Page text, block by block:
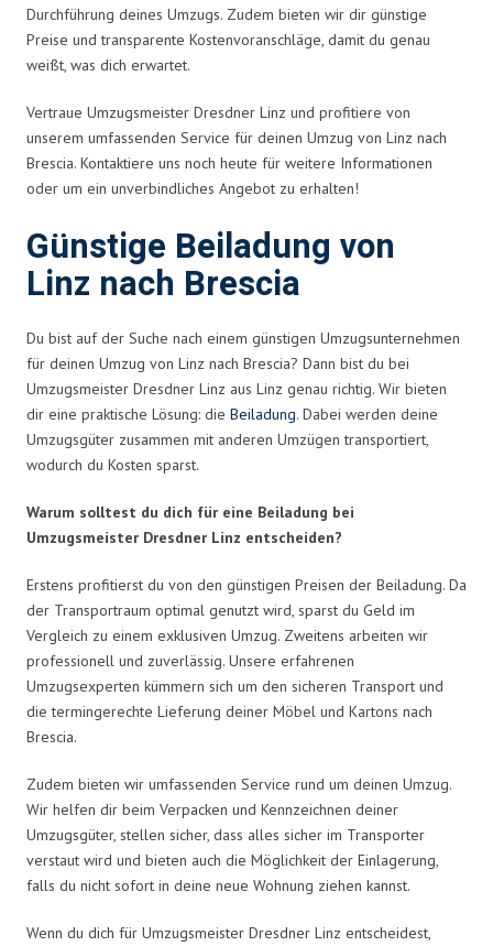
Durchführung deines Umzugs. Zudem bieten wir dir günstige
Preise und transparente Kostenvoranschläge, damit du genau
weißt, was dich erwartet.
Vertraue Umzugsmeister Dresdner Linz und profitiere von
unserem umfassenden Service für deinen Umzug von Linz nach
Brescia. Kontaktiere uns noch heute für weitere Informationen
oder um ein unverbindliches Angebot zu erhalten!
Günstige Beiladung von
Linz nach Brescia
Du bist auf der Suche nach einem günstigen Umzugsunternehmen
für deinen Umzug von Linz nach Brescia? Dann bist du bei
Umzugsmeister Dresdner Linz aus Linz genau richtig. Wir bieten
dir eine praktische Lösung: die Beiladung. Dabei werden deine
Umzugsgüter zusammen mit anderen Umzügen transportiert,
wodurch du Kosten sparst.
Warum solltest du dich für eine Beiladung bei
Umzugsmeister Dresdner Linz entscheiden?
Erstens profitierst du von den günstigen Preisen der Beiladung. Da
der Transportraum optimal genutzt wird, sparst du Geld im
Vergleich zu einem exklusiven Umzug. Zweitens arbeiten wir
professionell und zuverlässig. Unsere erfahrenen
Umzugsexperten kümmern sich um den sicheren Transport und
die termingerechte Lieferung deiner Möbel und Kartons nach
Brescia.
Zudem bieten wir umfassenden Service rund um deinen Umzug.
Wir helfen dir beim Verpacken und Kennzeichnen deiner
Umzugsgüter, stellen sicher, dass alles sicher im Transporter
verstaut wird und bieten auch die Möglichkeit der Einlagerung,
falls du nicht sofort in deine neue Wohnung ziehen kannst.
Wenn du dich für Umzugsmeister Dresdner Linz entscheidest,